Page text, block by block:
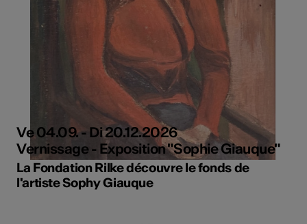
Ve 04.09. - Di 20.12.2026
Vernissage - Exposition "Sophie Giauque"
La Fondation Rilke découvre le fonds de
l'artiste Sophy Giauque